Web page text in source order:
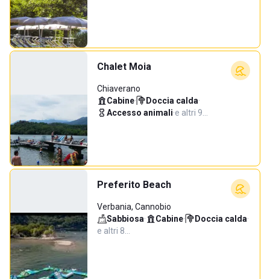
Chalet Moia
Chiaverano
Cabine· Doccia calda·
Accesso animali·e altri 9…
Preferito Beach
Verbania, Cannobio
Sabbiosa· Cabine· Doccia calda·
e altri 8…